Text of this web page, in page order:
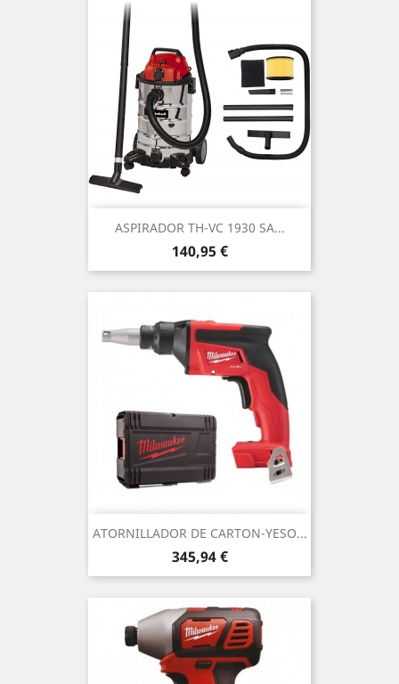
ASPIRADOR TH-VC 1930 SA...
Precio
140,95 €
ATORNILLADOR DE CARTON-YESO...
Precio
345,94 €